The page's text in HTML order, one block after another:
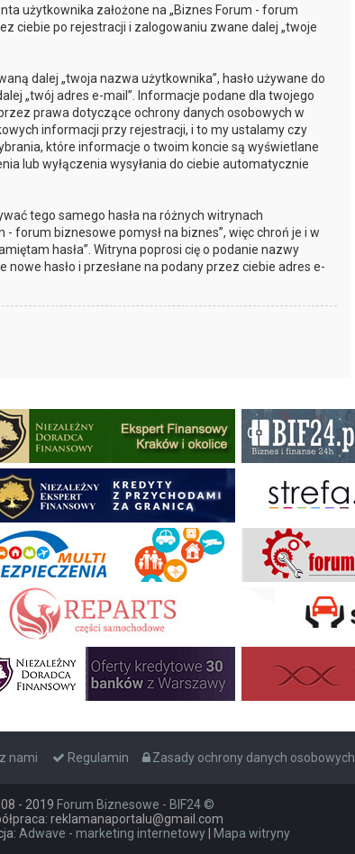
użytkownika założone na „Biznes Forum - forum
ciebie po rejestracji i zalogowaniu zwane dalej „twoje
dalej „twoja nazwa użytkownika”, hasło używane do
„twój adres e-mail”. Informacje podane dla twojego
prawa dotyczące ochrony danych osobowych w
informacji przy rejestracji, i to my ustalamy czy
które informacje o twoim koncie są wyświetlane
lub wyłączenia wysyłania do ciebie automatycznie
tego samego hasła na różnych witrynach
forum biznesowe pomysł na biznes”, więc chroń je i w
hasła”. Witryna poprosi cię o podanie nazwy
hasło i przesłane na podany przez ciebie adres e-
Zasady ochrony danych osobowych
Regulamin
nami
- 2019 Forum Biznesowe - BIF24 ©
reklamanaportalu@gmail.com
Adwave - marketing internetowy Mapa witryny